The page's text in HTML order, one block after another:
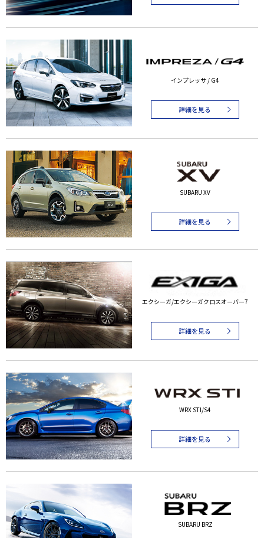
インプレッサ / G4
詳細を見る
SUBARU XV
詳細を見る
エクシーガ/エクシーガクロスオーバー7
詳細を見る
WRX STI/S4
詳細を見る
SUBARU BRZ